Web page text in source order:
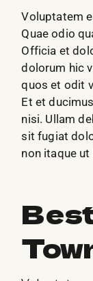
Voluptatem
Quae odio
Officia et
dolorum hic
quos et odit
Et et
nisi. Ullam
sit fugiat
non itaque